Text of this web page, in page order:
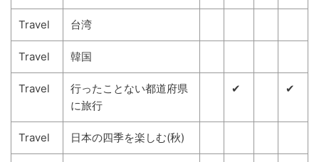
Travel 台湾
Travel 韓国
Travel
行ったことない都道府県
に旅行
✔ ✔
Travel 日本の四季を楽しむ(秋)